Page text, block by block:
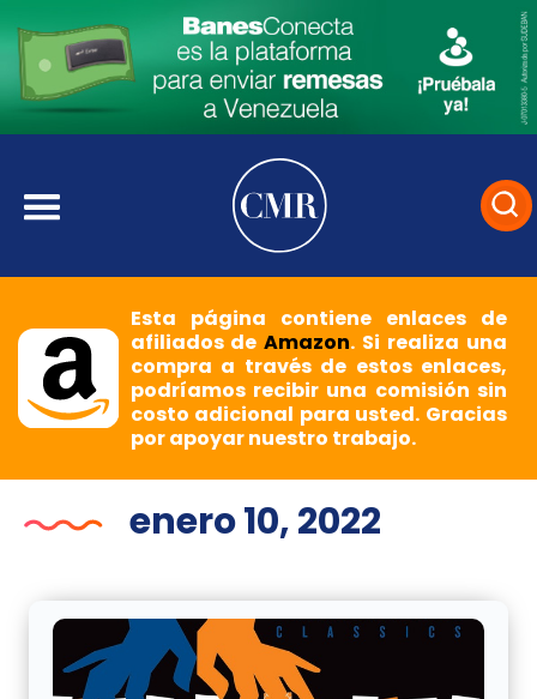
Esta página contiene enlaces de
afiliados deAmazon. Si realiza una
compra a través de estos enlaces,
podríamos recibir una comisión sin
costo adicional para usted. Gracias
por apoyar nuestro trabajo.
enero 10, 2022